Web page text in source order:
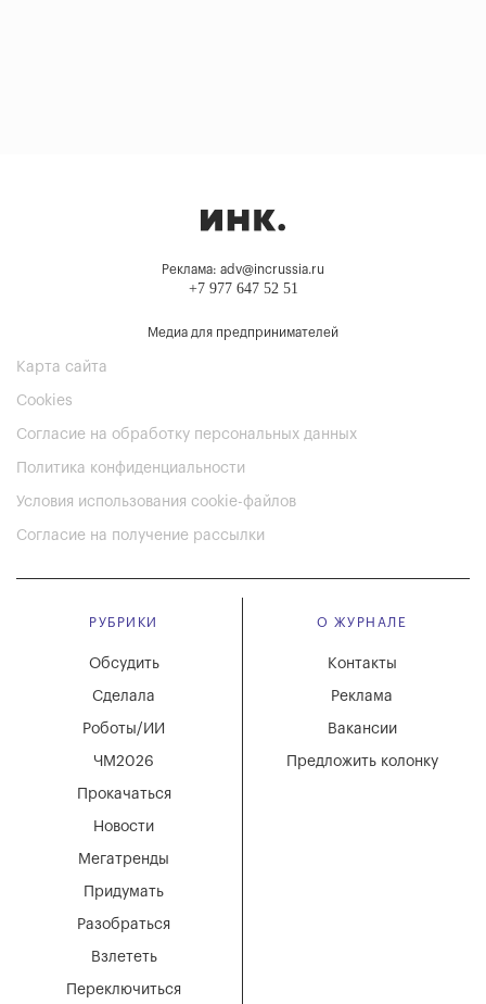
Реклама: adv@incrussia.ru
+7 977 647 52 51
Медиа для предпринимателей
Карта сайта
Cookies
Согласие на обработку персональных данных
Политика конфиденциальности
Условия использования cookie-файлов
Согласие на получение рассылки
РУБРИКИ
Мегатренды
Придумать
Разобраться
Взлететь
Новости
Переключиться
Обсудить
Сделала
Роботы/ИИ
ЧМ2026
Прокачаться
О ЖУРНАЛЕ
Вакансии
Реклама
Контакты
Предложить колонку